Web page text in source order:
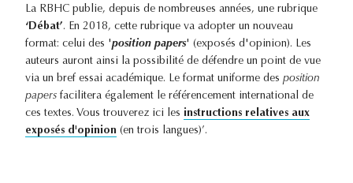
La RBHC publie, depuis de nombreuses années, une rubrique
‘Débat’. En 2018, cette rubrique va adopter un nouveau
format: celui des 'position papers' (exposés d'opinion). Les
auteurs auront ainsi la possibilité de défendre un point de vue
via un bref essai académique. Le format uniforme des position
papers facilitera également le référencement international de
ces textes. Vous trouverez ici les instructions relatives aux
exposés d'opinion (en trois langues)’.